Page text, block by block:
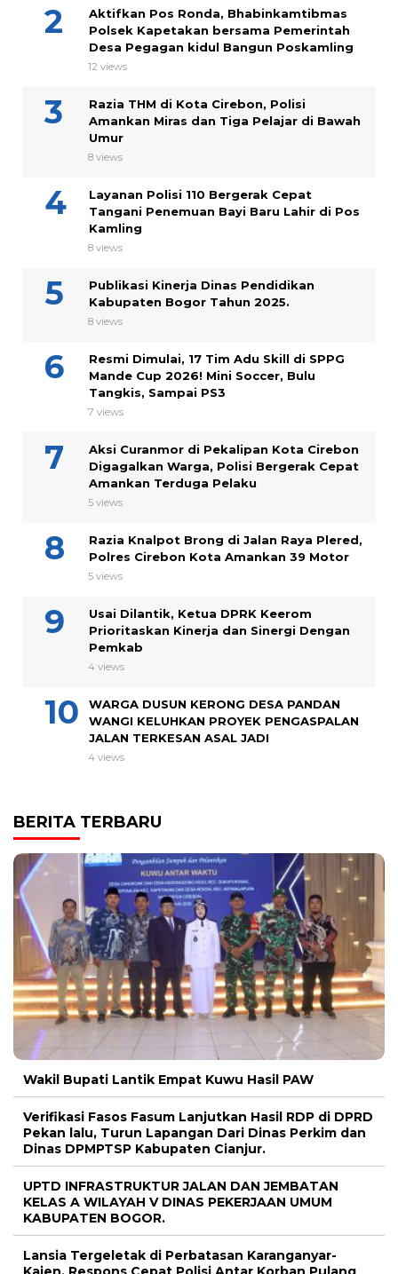
Aktifkan Pos Ronda, Bhabinkamtibmas
Polsek Kapetakan bersama Pemerintah
Desa Pegagan kidul Bangun Poskamling
12 views
Razia THM di Kota Cirebon, Polisi
Amankan Miras dan Tiga Pelajar di Bawah
Umur
8 views
Layanan Polisi 110 Bergerak Cepat
Tangani Penemuan Bayi Baru Lahir di Pos
Kamling
8 views
Publikasi Kinerja Dinas Pendidikan
Kabupaten Bogor Tahun 2025.
8 views
Resmi Dimulai, 17 Tim Adu Skill di SPPG
Mande Cup 2026! Mini Soccer, Bulu
Tangkis, Sampai PS3
7 views
Aksi Curanmor di Pekalipan Kota Cirebon
Digagalkan Warga, Polisi Bergerak Cepat
Amankan Terduga Pelaku
5 views
Razia Knalpot Brong di Jalan Raya Plered,
Polres Cirebon Kota Amankan 39 Motor
5 views
Usai Dilantik, Ketua DPRK Keerom
Prioritaskan Kinerja dan Sinergi Dengan
Pemkab
4 views
WARGA DUSUN KERONG DESA PANDAN
WANGI KELUHKAN PROYEK PENGASPALAN
JALAN TERKESAN ASAL JADI
4 views
BERITA TERBARU
Wakil Bupati Lantik Empat Kuwu Hasil PAW
Verifikasi Fasos Fasum Lanjutkan Hasil RDP di DPRD
Pekan lalu, Turun Lapangan Dari Dinas Perkim dan
Dinas DPMPTSP Kabupaten Cianjur.
UPTD INFRASTRUKTUR JALAN DAN JEMBATAN
KELAS A WILAYAH V DINAS PEKERJAAN UMUM
KABUPATEN BOGOR.
Lansia Tergeletak di Perbatasan Karanganyar-